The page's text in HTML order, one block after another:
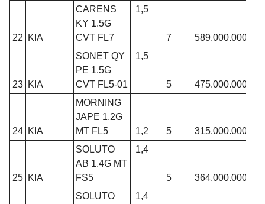
22 KIA
CARENS
KY 1.5G
CVT FL7
1,5
7 589.000.000
23 KIA
SONET QY
PE 1.5G
CVT FL5-01
1,5
5 475.000.000
24 KIA
MORNING
JAPE 1.2G
MT FL5
1,2 5 315.000.000
25 KIA
SOLUTO
AB 1.4G MT
FS5
1,4
5 364.000.000
SOLUTO
1,4